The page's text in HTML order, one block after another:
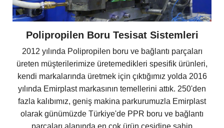
Polipropilen Boru Tesisat Sistemleri
2012 yılında Polipropilen boru ve bağlantı parçaları
üreten müşterilerimize üretemedikleri spesifik ürünleri,
kendi markalarında üretmek için çıktığımız yolda 2016
yılında Emirplast markasının temellerini attık. 250'den
fazla kalıbımız, geniş makina parkurumuzla Emirplast
olarak günümüzde Türkiye'de PPR boru ve bağlantı
parçaları alanında en çok ürün çeşidine sahip